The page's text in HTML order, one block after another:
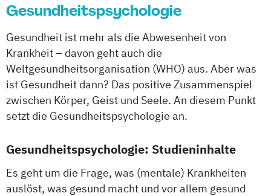
Gesundheitspsychologie
Gesundheit ist mehr als die Abwesenheit von
Krankheit – davon geht auch die
Weltgesundheitsorganisation (WHO) aus. Aber was
ist Gesundheit dann? Das positive Zusammenspiel
zwischen Körper, Geist und Seele. An diesem Punkt
setzt die Gesundheitspsychologie an.
Gesundheitspsychologie: Studieninhalte
Es geht um die Frage, was (mentale) Krankheiten
auslöst, was gesund macht und vor allem gesund